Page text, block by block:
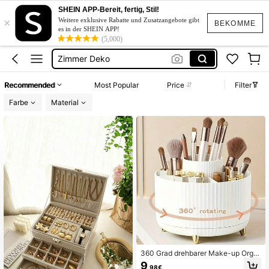
BEKOMME
×
SHEIN APP-Bereit, fertig, Stil!
Weitere exklusive Rabatte und Zusatzangebote gibt
es in der SHEIN APP!
(5,000)
Deko
Pinsel Behälter
Zimmer Deko
Make Up Organzier
Recommended Most Popular Price
Filter
Farbe
Material
360 Grad drehbarer Make-up Orga
nizer - 1 Stück Kunststoff Kosmetik
9,98€